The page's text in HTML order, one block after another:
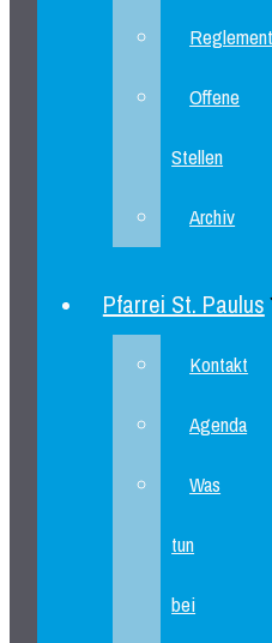
Offene
Stellen
Archiv
Pfarrei St. Paulus
Kontakt
Agenda
Was
tun
bei